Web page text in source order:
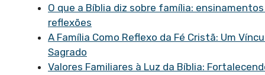
O que a Bíblia diz sobre família:
reflexões
A Família Como Reflexo da Fé Cristã: Um
Sagrado
Valores Familiares à Luz da Bíblia: